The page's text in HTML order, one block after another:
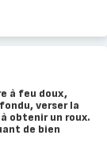
à feu doux,
verser la
obtenir un roux.
de bien